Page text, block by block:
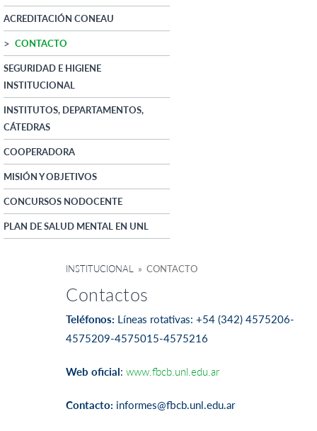
ACREDITACIÓN CONEAU
CONTACTO
SEGURIDAD E HIGIENE
INSTITUCIONAL
INSTITUTOS, DEPARTAMENTOS,
CÁTEDRAS
COOPERADORA
MISIÓN Y OBJETIVOS
CONCURSOS NODOCENTE
PLAN DE SALUD MENTAL EN UNL
INSTITUCIONAL » CONTACTO
Contactos
Teléfonos: Líneas rotativas: +54 (342) 4575206-
4575209-4575015-4575216
Web oficial: www.fbcb.unl.edu.ar
Contacto: informes@fbcb.unl.edu.ar